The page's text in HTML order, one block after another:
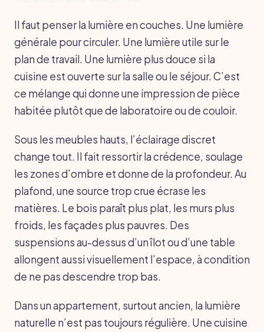
Il faut penser la lumière en couches. Une lumière
générale pour circuler. Une lumière utile sur le
plan de travail. Une lumière plus douce si la
cuisine est ouverte sur la salle ou le séjour. C’est
ce mélange qui donne une impression de pièce
habitée plutôt que de laboratoire ou de couloir.
Sous les meubles hauts, l’éclairage discret
change tout. Il fait ressortir la crédence, soulage
les zones d’ombre et donne de la profondeur. Au
plafond, une source trop crue écrase les
matières. Le bois paraît plus plat, les murs plus
froids, les façades plus pauvres. Des
suspensions au-dessus d’un îlot ou d’une table
allongent aussi visuellement l’espace, à condition
de ne pas descendre trop bas.
Dans un appartement, surtout ancien, la lumière
naturelle n’est pas toujours régulière. Une cuisine